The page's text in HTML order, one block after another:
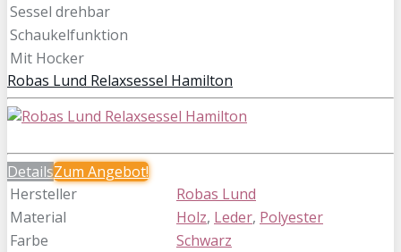
Sessel drehbar
Schaukelfunktion
Mit Hocker
Robas Lund Relaxsessel Hamilton
DetailsZum Angebot!
Hersteller
Robas Lund
Material
Holz, Leder, Polyester
Farbe
Schwarz